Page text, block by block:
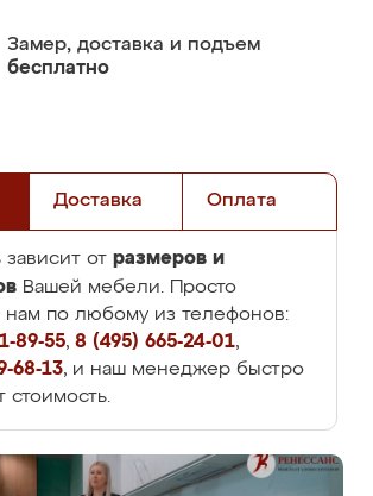
Замер, доставка и подъем
бесплатно
Доставка Оплата
от размеров и
Вашей мебели. Просто
нам по любому из телефонов:
89-55, 8 (495) 665-24-01,
68-13, и наш менеджер быстро
стоимость.